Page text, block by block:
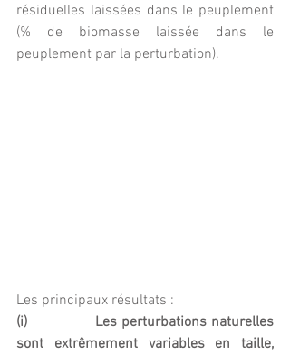
résiduelles laissées dans le peuplement
(% de biomasse laissée dans le
peuplement par la perturbation).
Les principaux résultats :
(i)               Les perturbations naturelles
sont extrêmement variables en taille,